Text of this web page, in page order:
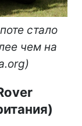
стало
чем на